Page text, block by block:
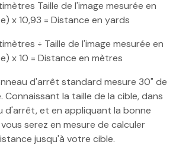
Taille de l'image mesurée en
x 10,93 = Distance en yards
÷ Taille de l'image mesurée en
x 10 = Distance en mètres
d'arrêt standard mesure 30" de
Connaissant la taille de la cible, dans
d'arrêt, et en appliquant la bonne
serez en mesure de calculer
jusqu'à votre cible.